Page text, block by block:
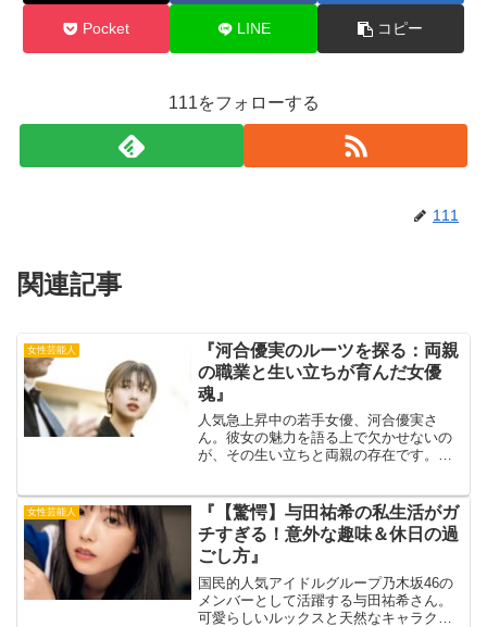
Pocket LINE コピー
111をフォローする
111
関連記事
女性芸能人
『河合優実のルーツを探る：両親
の職業と生い立ちが育んだ女優
魂』
人気急上昇中の若手女優、河合優実さ
ん。彼女の魅力を語る上で欠かせないの
が、その生い立ちと両親の存在です。医
らが河合さんに与えた影響とは？出典
元：YouTube幼少期から...
女性芸能人
『【驚愕】与田祐希の私生活がガ
チすぎる！意外な趣味＆休日の過
ごし方』
国民的人気アイドルグループ乃木坂46の
メンバーとして活躍する与田祐希さん。
可愛らしいルックスと天然なキャラクタ